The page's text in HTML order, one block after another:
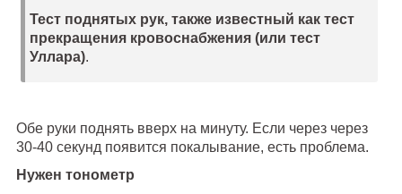
Тест поднятых рук, также известный как тест
прекращения кровоснабжения (или тест
Уллара).
Обе руки поднять вверх на минуту. Если через через
30-40 секунд появится покалывание, есть проблема.
Нужен тонометр